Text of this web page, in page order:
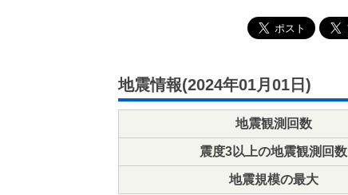
地震情報(2024年01月01日)
地震観測回数
震度3以上の地震観測回数
地震規模の最大